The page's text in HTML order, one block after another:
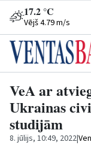
17.2 °C
Vējš 4.79 m/s
VeA ar
Ukrainas
studijām
8. jūlijs, 10:49, 2022|